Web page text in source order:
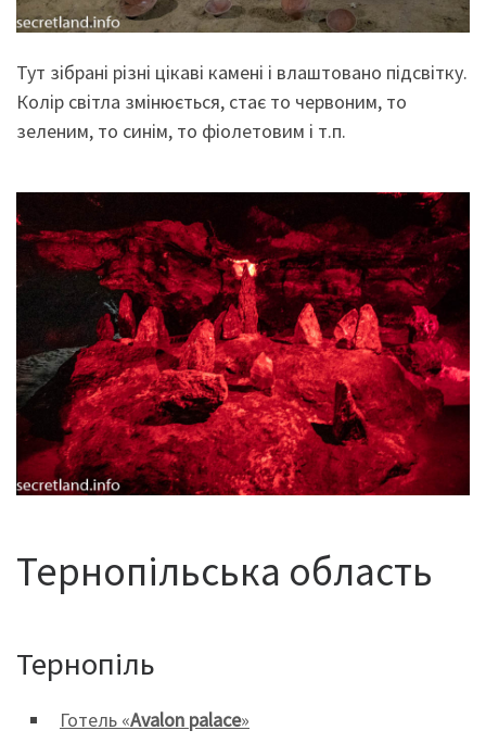
Тут зібрані різні цікаві камені і влаштовано підсвітку.
Колір світла змінюється, стає то червоним, то
зеленим, то синім, то фіолетовим і т.п.
Тернопільська область
Тернопіль
Готель «Avalon palace»